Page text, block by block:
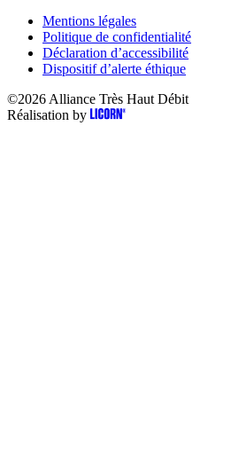
Mentions légales
Politique de confidentialité
Déclaration d’accessibilité
Dispositif d’alerte éthique
©2026 Alliance Très Haut Débit
Réalisation by